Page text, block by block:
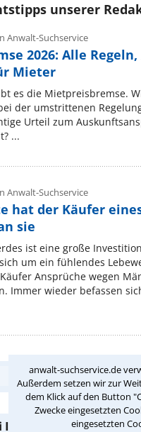
anwalt-suchservice.de
Außerdem setzen wir zur
dem Klick auf den Button
Zwecke eingesetzten
eingesetzten
unserer
Anwalt-Suchservice
2026: Alle
Mieter
es die Mietpreisbremse.
der umstrittenen
Urteil zum
...
Anwalt-Suchservice
hat der Käufer
sie
ist eine große
um ein fühlendes
Ansprüche wegen
Immer wieder befassen
Ihrer Anwaltsuche?